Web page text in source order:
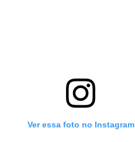
Ver essa foto no Instagram